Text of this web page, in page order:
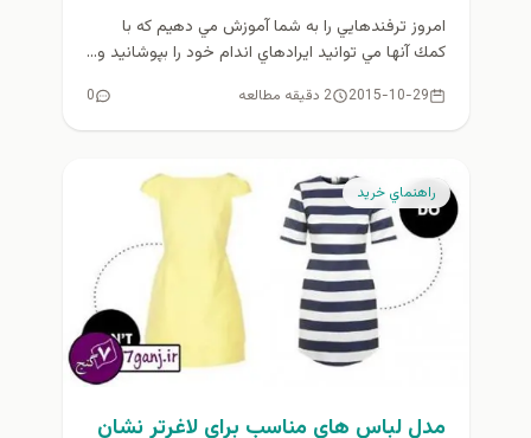
امروز ترفندهايي را به شما آموزش مي دهيم كه با
كمك آنها مي توانيد ايرادهاي اندام خود را بپوشانيد و...
2015-10-29 2 دقیقه مطالعه 0
راهنماي خريد
مدل لباس هاي مناسب براي لاغرتر نشان